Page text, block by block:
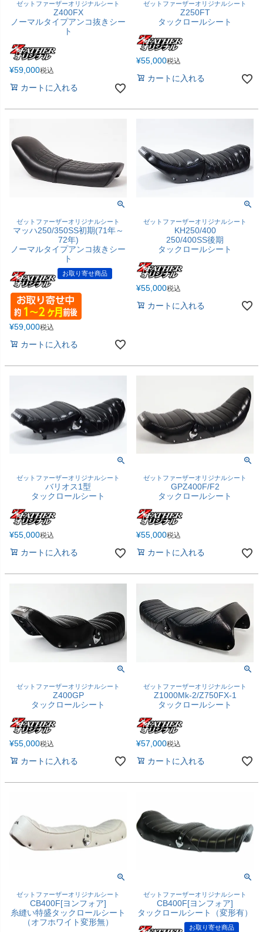
ゼットファーザーオリジナルシート
Z400FX
ノーマルタイプアンコ抜きシー
ト
¥59,000税込
カートに入れる
ゼットファーザーオリジナルシート
Z250FT
タックロールシート
¥55,000税込
カートに入れる
ゼットファーザーオリジナルシート
マッハ250/350SS初期(71年～
72年)
ノーマルタイプアンコ抜きシー
ト
お取り寄せ商品
¥59,000税込
カートに入れる
ゼットファーザーオリジナルシート
KH250/400
250/400SS後期
タックロールシート
¥55,000税込
カートに入れる
ゼットファーザーオリジナルシート
バリオス1型
タックロールシート
¥55,000税込
カートに入れる
ゼットファーザーオリジナルシート
GPZ400F/F2
タックロールシート
¥55,000税込
カートに入れる
ゼットファーザーオリジナルシート
Z400GP
タックロールシート
¥55,000税込
カートに入れる
ゼットファーザーオリジナルシート
Z1000Mk-2/Z750FX-1
タックロールシート
¥57,000税込
カートに入れる
ゼットファーザーオリジナルシート
CB400F[ヨンフォア]
糸縫い特盛タックロールシート
（オフホワイト変形無）
ゼットファーザーオリジナルシート
CB400F[ヨンフォア]
タックロールシート（変形有）
お取り寄せ商品